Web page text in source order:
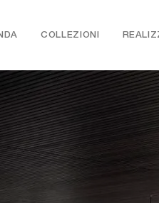
COLLEZIONI